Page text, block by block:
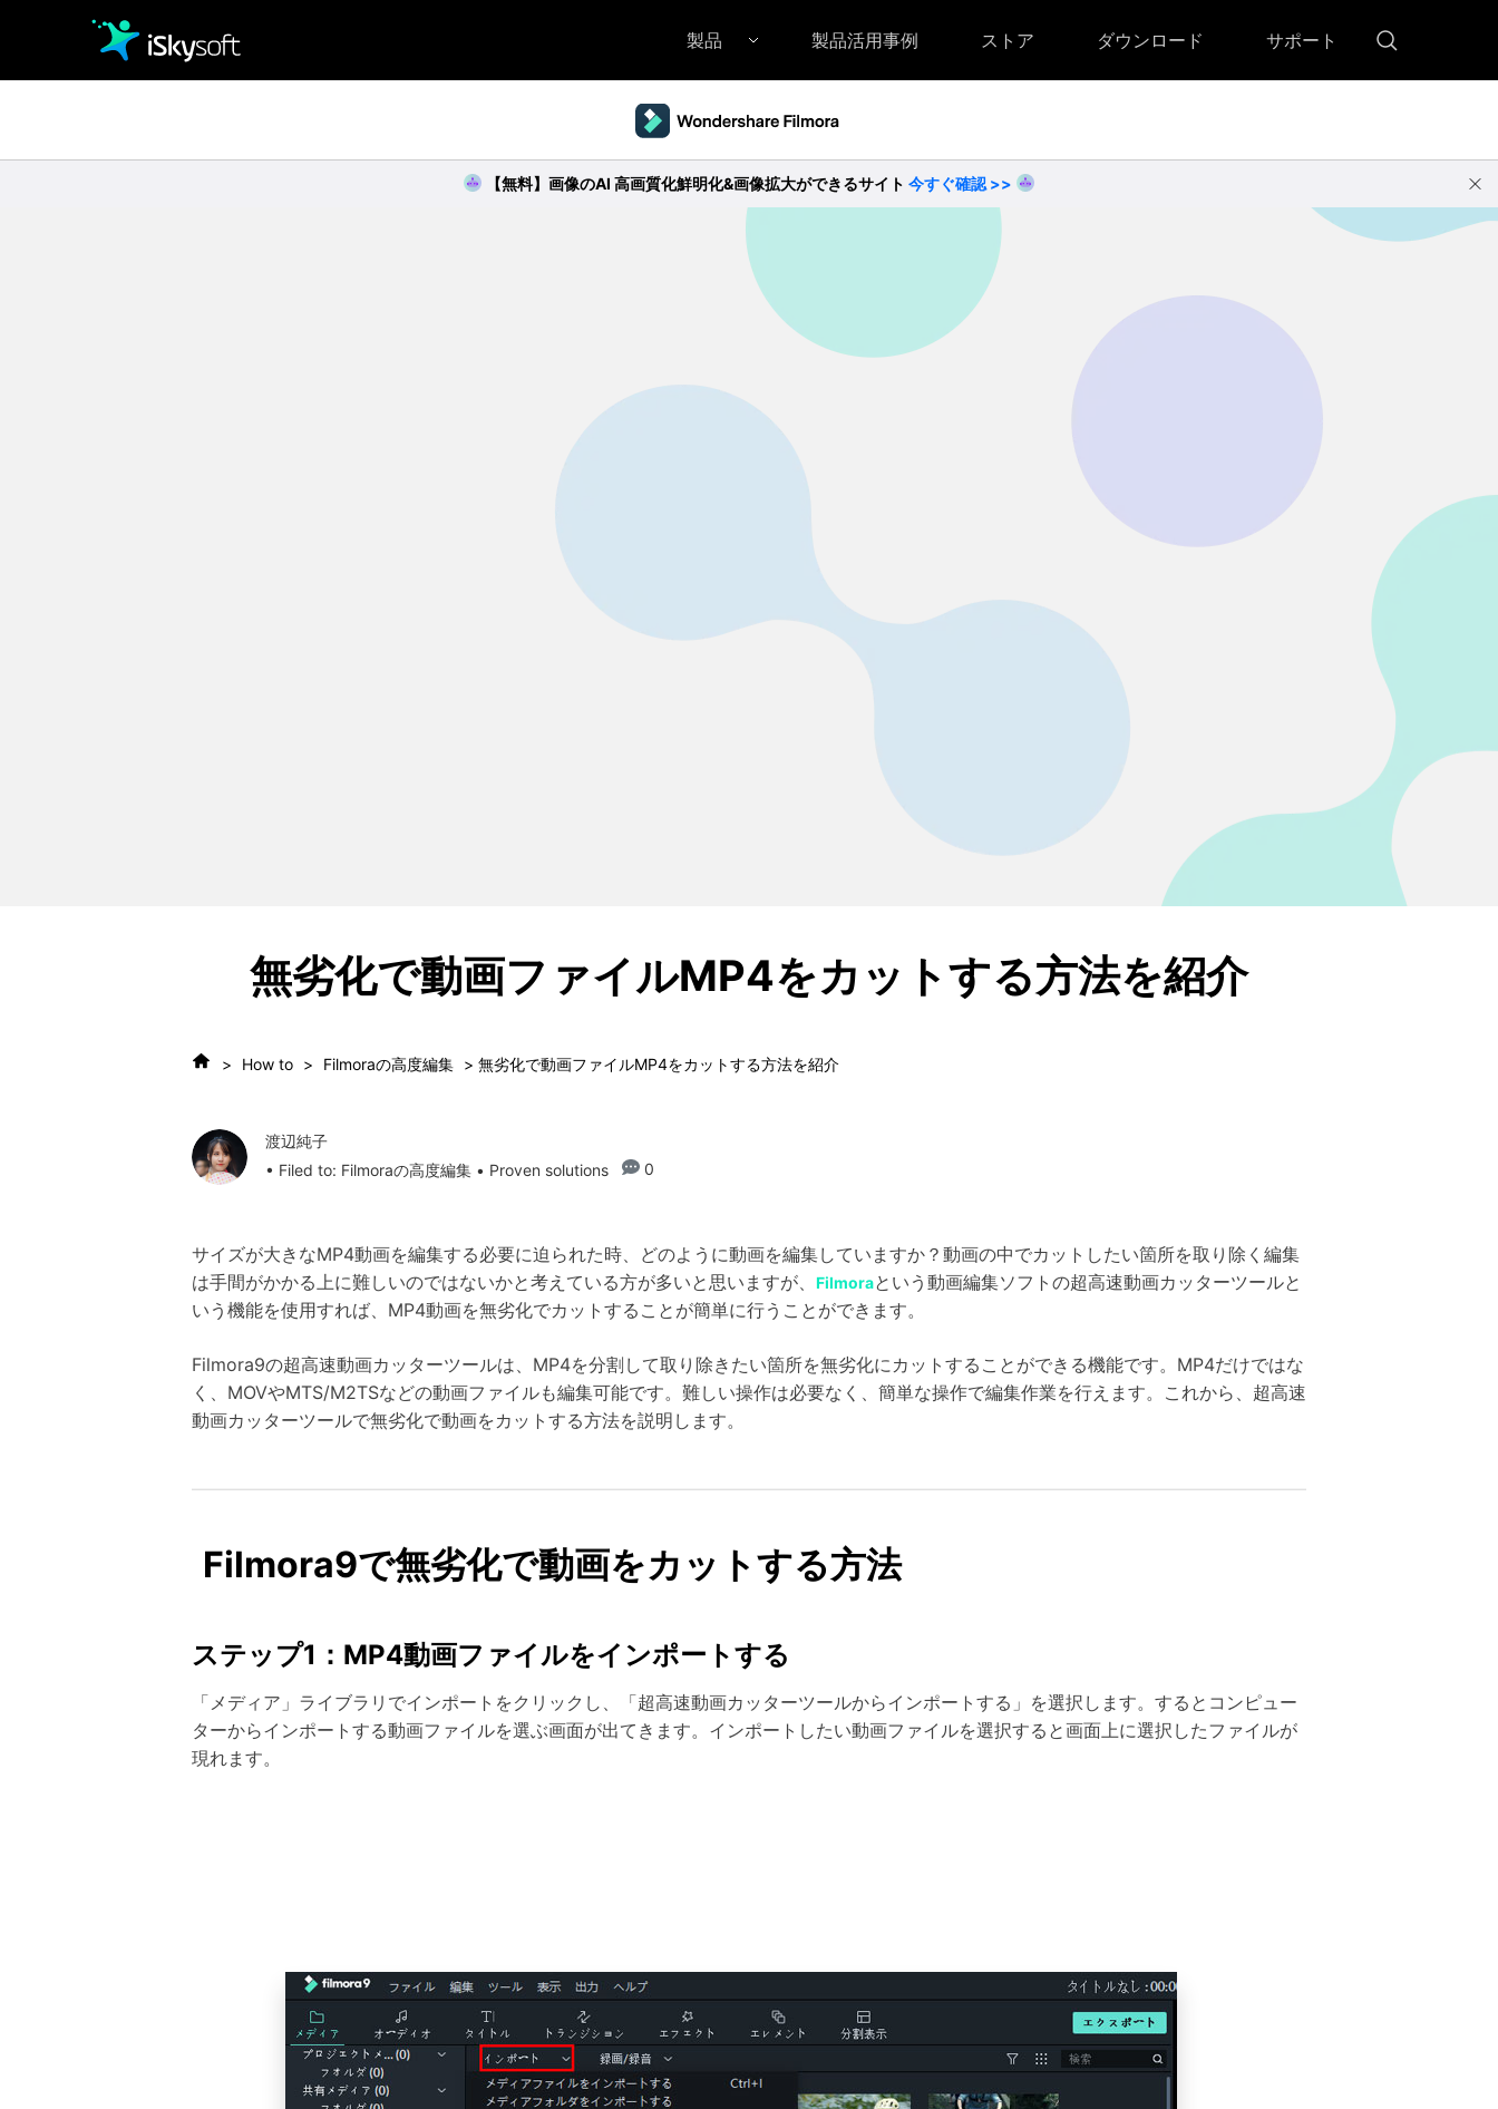
製品
Filmora（フィモーラ）
• DVD Memory for Windows
製品活用事例 ストア ダウンロード サポート
【無料】画像のAI 高画質化鮮明化&画像拡大ができるサイト 今すぐ確認 >>
無劣化で動画ファイルMP4をカットする方法を紹介
> How to > Filmoraの高度編集 > 無劣化で動画ファイルMP4をカットする方法を紹介
渡辺純子
• Filed to: Filmoraの高度編集 • Proven solutions 0
サイズが大きなMP4動画を編集する必要に迫られた時、どのように動画を編集していますか？動画の中でカットしたい箇所を取り除く編集
は手間がかかる上に難しいのではないかと考えている方が多いと思いますが、 Filmoraという動画編集ソフトの超高速動画カッターツールと
いう機能を使用すれば、MP4動画を無劣化でカットすることが簡単に行うことができます。
Filmora9の超高速動画カッターツールは、MP4を分割して取り除きたい箇所を無劣化にカットすることができる機能です。MP4だけではな
く、MOVやMTS/M2TSなどの動画ファイルも編集可能です。難しい操作は必要なく、簡単な操作で編集作業を行えます。これから、超高速
動画カッターツールで無劣化で動画をカットする方法を説明します。
Filmora9で無劣化で動画をカットする方法
ステップ1：MP4動画ファイルをインポートする
「メディア」ライブラリでインポートをクリックし、「超高速動画カッターツールからインポートする」を選択します。するとコンピュー
ターからインポートする動画ファイルを選ぶ画面が出てきます。インポートしたい動画ファイルを選択すると画面上に選択したファイルが
現れます。